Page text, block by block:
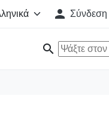
 Σύνδεση
search